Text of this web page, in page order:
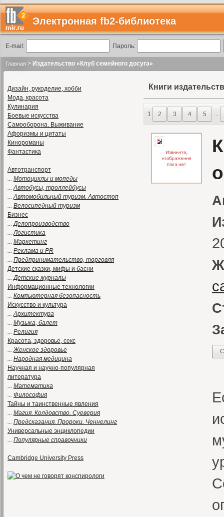
Электронная fb2-библиотека
E-mail: Пароль:
Главная > Издательство «Клуб семейного досуга»
Дизайн, рукоделие, хобби
Мода, красота
Кулинария
Боевые искусства
Самооборона. Выживание
Афоризмы и цитаты
Кинороманы
Фантастика
Автотранспорт
... Мотоциклы и мопеды
...Автобусы, троллейбусы
...Автомобильный туризм. Автостоп
... Велосипедный туризм
Бизнес
...Делопроизводство
...Логистика
... Маркетинг
... Реклама и PR
... Предпринимательство, торговля
Детские сказки, мифы и басни
...Детские журналы
Информационные технологии
... Компьютерная безопасность
Искусство и культура
...Архитектура
... Музыка, балет
... Религия
Красота, здоровье, секс
...Женское здоровье
... Народная медицина
Научная и научно-популярная
литература
... Математика
... Философия
Тайны и таинственные явления
... Магия. Колдовство. Суеверия
... Предсказания. Пророки. Ченнелинг
Универсальные энциклопедии
... Популярные справочники
Cambridge University Press
Книги
1 2 3 4 5 ...